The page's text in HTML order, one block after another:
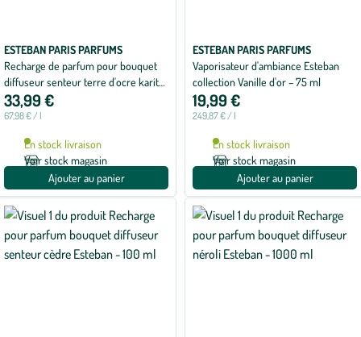
ESTEBAN PARIS PARFUMS
Recharge de parfum pour bouquet
diffuseur senteur terre d'ocre karité
Esteban - 500 ml
33,99 €
67,98 € / l
En stock livraison
Voir stock magasin
Ajouter au panier
ESTEBAN PARIS PARFUMS
Vaporisateur d'ambiance Esteban
collection Vanille d'or – 75 ml
19,99 €
249,87 € / l
En stock livraison
Voir stock magasin
Ajouter au panier